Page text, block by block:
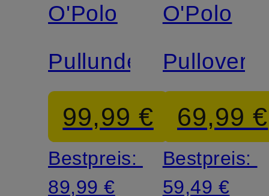
O'Polo
Pullunder
99,99 €
Bestpreis:
89,99 €
O'Polo
Pullover
69,99 €
Bestpreis:
59,49 €